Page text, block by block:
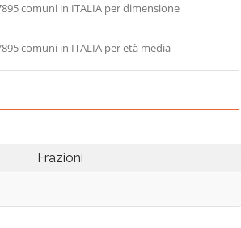
comuni in ITALIA per dimensione
comuni in ITALIA per età media
Frazioni